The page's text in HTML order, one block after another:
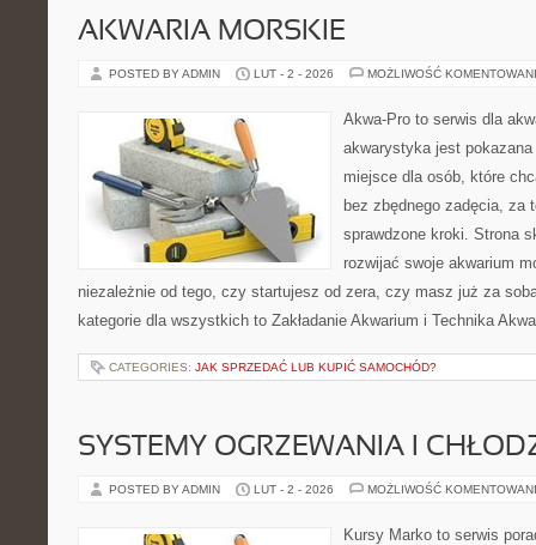
AKWARIA MORSKIE
POSTED BY ADMIN LUT - 2 - 2026 MOŻLIWOŚĆ
Akwa-Pro to serwis dla
akwarystyka jest
miejsce dla osób, które
bez zbędnego zadęcia, za
sprawdzone kroki. Strona
rozwijać swoje akwarium
niezależnie od tego, czy startujesz od zera, czy masz już za
kategorie dla wszystkich to Zakładanie Akwarium i Technika
CATEGORIES: JAK SPRZEDAĆ LUB KUPIĆ SAMOCHÓD?
SYSTEMY OGRZEWANIA I
POSTED BY ADMIN LUT - 2 - 2026 MOŻLIWOŚĆ
Kursy Marko to serwis